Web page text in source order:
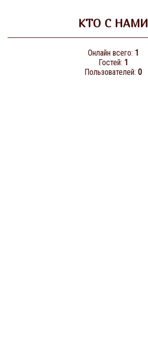
КТО С НАМИ
Онлайн всего: 1
Гостей: 1
Пользователей: 0